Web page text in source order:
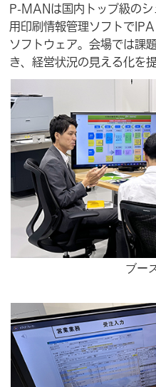
P-MANは国内トップ級の
用印刷情報管理ソフトで
ソフトウェア。会場では課
き、経営状況の見える化を提
ブー